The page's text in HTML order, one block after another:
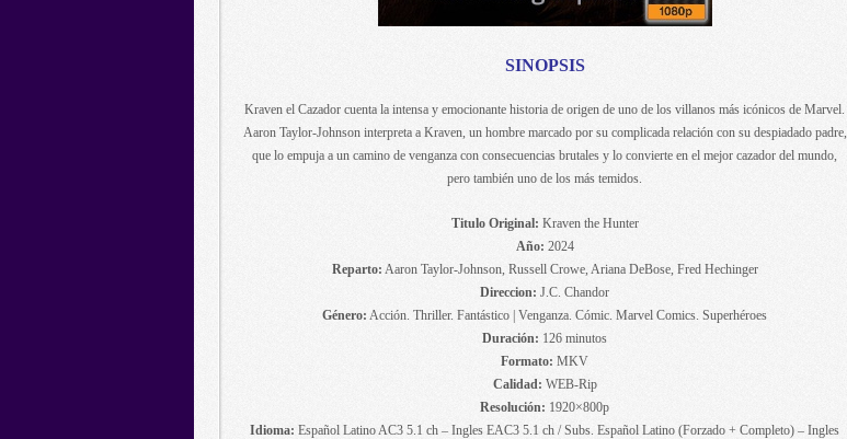
SINOPSIS
Kraven el Cazador cuenta la intensa y emocionante historia de origen de uno de los villanos más icónicos de Marvel.
Aaron Taylor-Johnson interpreta a Kraven, un hombre marcado por su complicada relación con su despiadado padre,
que lo empuja a un camino de venganza con consecuencias brutales y lo convierte en el mejor cazador del mundo,
pero también uno de los más temidos.
Titulo Original: Kraven the Hunter
Año: 2024
Reparto: Aaron Taylor-Johnson, Russell Crowe, Ariana DeBose, Fred Hechinger
Direccion: J.C. Chandor
Género: Acción. Thriller. Fantástico | Venganza. Cómic. Marvel Comics. Superhéroes
Duración: 126 minutos
Formato: MKV
Calidad: WEB-Rip
Resolución: 1920×800p
Idioma: Español Latino AC3 5.1 ch – Ingles EAC3 5.1 ch / Subs. Español Latino (Forzado + Completo) – Ingles